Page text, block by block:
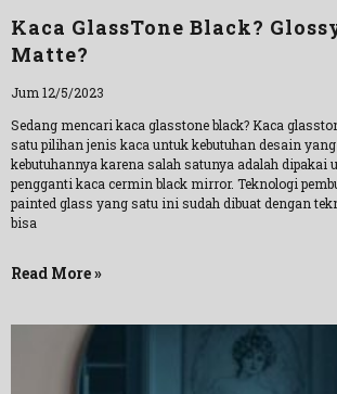
Kaca GlassTone Black?
Matte?
Jum 12/5/2023
Sedang mencari kaca glasstone black? Kaca
satu pilihan jenis kaca untuk kebutuhan desain
kebutuhannya karena salah satunya adalah dipakai
pengganti kaca cermin black mirror. Teknologi
painted glass yang satu ini sudah dibuat dengan
bisa
Read More »